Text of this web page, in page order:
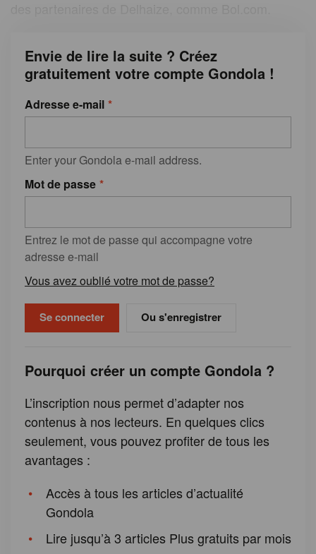
Envie de lire la suite ? Créez
gratuitement votre compte Gondola !
Adresse e-mail
Enter your Gondola e-mail address.
Mot de passe
Entrez le mot de passe qui accompagne votre
adresse e-mail
Vous avez oublié votre mot de passe?
Ou s'enregistrer
Pourquoi créer un compte Gondola ?
L’inscription nous permet d’adapter nos
contenus à nos lecteurs. En quelques clics
seulement, vous pouvez profiter de tous les
avantages :
Accès à tous les articles d’actualité
Gondola
Lire jusqu’à 3 articles Plus gratuits par mois